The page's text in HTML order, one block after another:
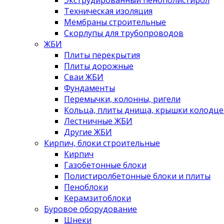
Техническая изоляция
Мембраны строительные
Скорлупы для трубопроводов
ЖБИ
Плиты перекрытия
Плиты дорожные
Сваи ЖБИ
Фундаменты
Перемычки, колонны, ригели
Кольца, плиты днища, крышки
Лестничные ЖБИ
Другие ЖБИ
Кирпич, блоки строительные
Кирпич
Газобетонные блоки
Полистиролбетонные блоки и плиты
Пеноблоки
Керамзитоблоки
Буровое оборудование
Шнеки